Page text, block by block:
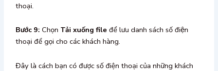
thoại.
Bước 9:Chọn Tải xuống fileđể lưu danh sách số điện
thoại để gọi cho các khách hàng.
Đây là cách bạn có được số điện thoại của những khách